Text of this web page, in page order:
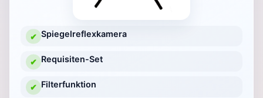
✔ Spiegelreflexkamera
✔ Requisiten-Set
✔ Filterfunktion